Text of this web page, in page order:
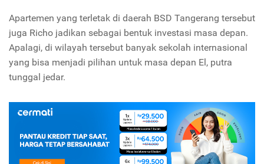
Apartemen yang terletak di daerah BSD Tangerang tersebut
juga Richo jadikan sebagai bentuk investasi masa depan.
Apalagi, di wilayah tersebut banyak sekolah internasional
yang bisa menjadi pilihan untuk masa depan El, putra
tunggal jedar.